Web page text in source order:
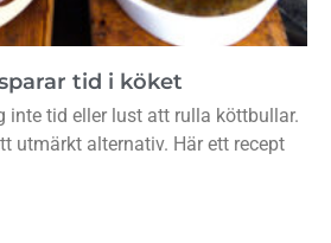
tid i köket
inte tid eller lust att rulla köttbullar.
utmärkt alternativ. Här ett recept